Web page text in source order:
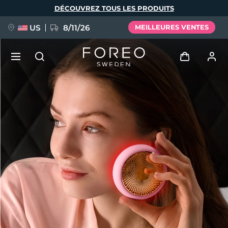
DÉCOUVREZ TOUS LES PRODUITS
US 8/11/26 MEILLEURES VENTES
Se connecter
Profil de l'utilisateur
Mes appareils
Mes commandes
Mes adresses
Mes abonnements
NOUVEAU
FAQ™ Pure Beauty-Tech Elixir
BREAKING NEWS
issa™ Teeth Whitening Set
Langue
Deutsch
Español
Français
Italiano
Português
Polski
Svenska
Русский
Türkçe
简体中文 繁體中文